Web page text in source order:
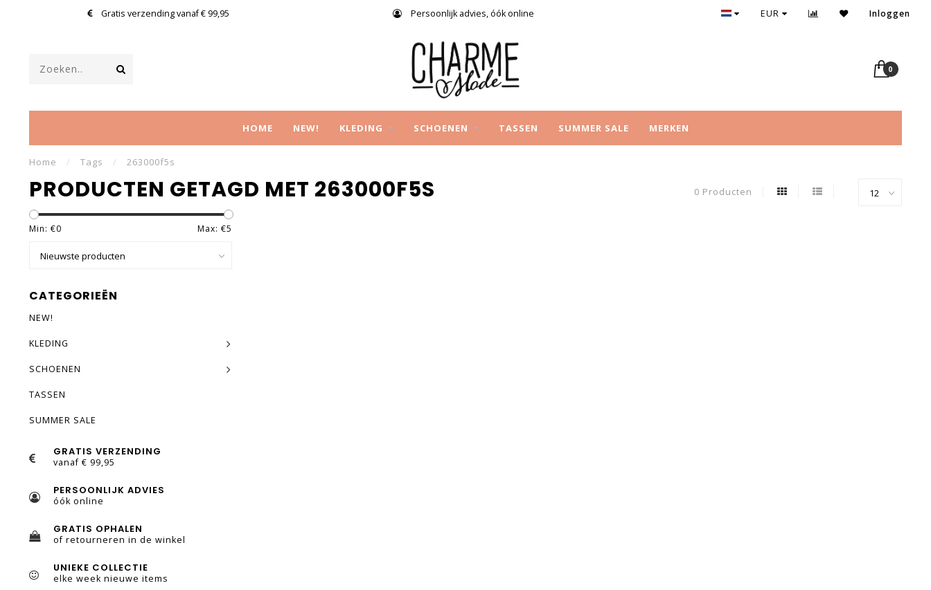
Gratis verzending vanaf € 99,95 Persoonlijk advies, óók online EUR Inloggen
0
HOME NEW! KLEDING SCHOENEN TASSEN SUMMER SALE MERKEN
Home / Tags / 263000f5s
PRODUCTEN GETAGD MET 263000F5S 0 Producten
Min: €0 Max: €5
CATEGORIEËN
NEW!
KLEDING
SCHOENEN
TASSEN
SUMMER SALE
GRATIS VERZENDING
vanaf € 99,95
PERSOONLIJK ADVIES
óók online
GRATIS OPHALEN
of retourneren in de winkel
UNIEKE COLLECTIE
elke week nieuwe items